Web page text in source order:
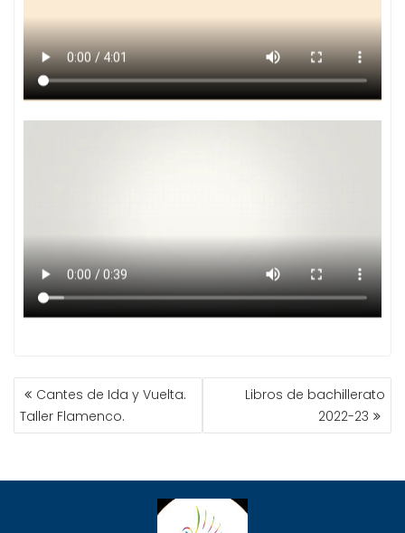
NAVEGACIÓN
DE
ENTRADAS
Cantes de Ida y Vuelta.
Taller Flamenco.
Libros de bachillerato
2022-23